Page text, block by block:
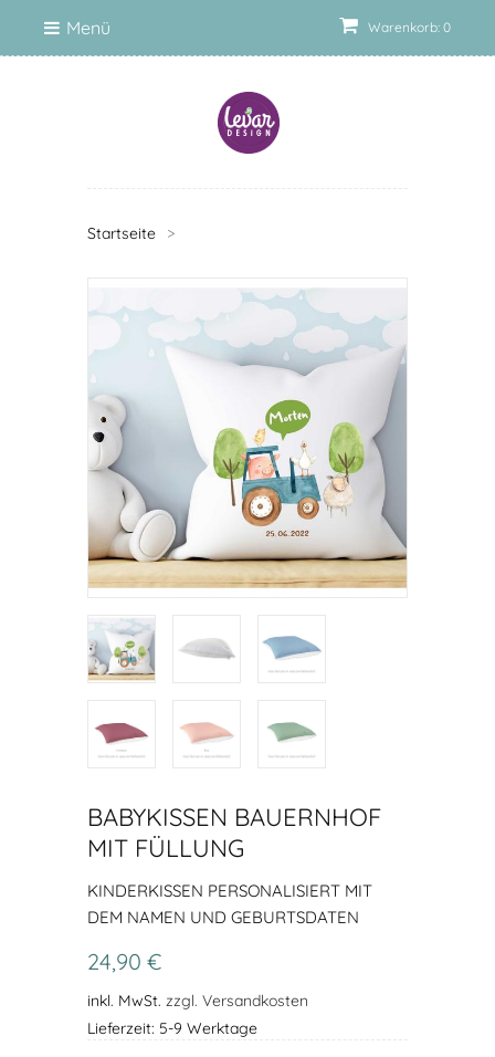
Warenkorb: 0
Menü
Startseite >
BABYKISSEN BAUERNHOF
MIT FÜLLUNG
KINDERKISSEN PERSONALISIERT MIT
DEM NAMEN UND GEBURTSDATEN
24,90 €
inkl. MwSt. zzgl. Versandkosten
Lieferzeit: 5-9 Werktage